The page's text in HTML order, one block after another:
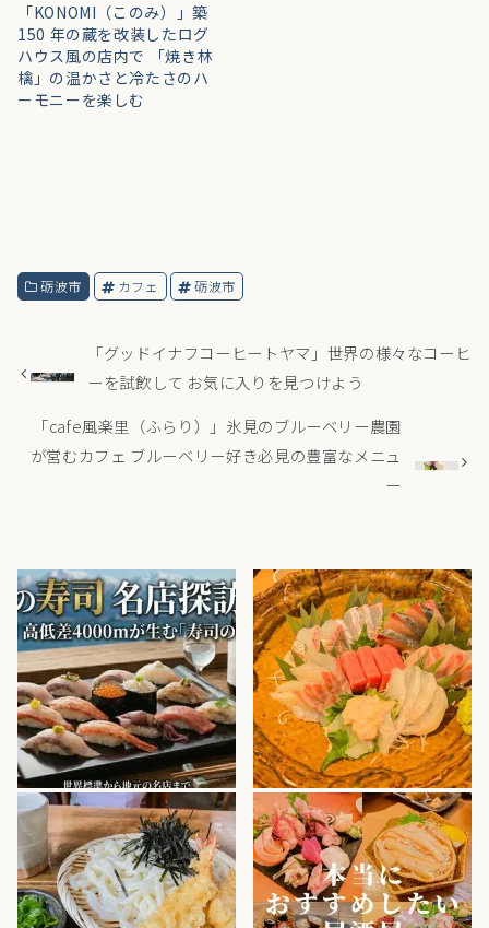
「KONOMI（このみ）」築
150 年の蔵を改装したログ
ハウス風の店内で 「焼き林
檎」の温かさと冷たさのハ
ーモニーを楽しむ
砺波市 カフェ 砺波市
「グッドイナフコーヒートヤマ」世界の様々なコーヒ
ーを試飲して お気に入りを見つけよう
「cafe風楽里（ふらり）」氷見のブルーベリー農園
が営むカフェ ブルーベリー好き必見の豊富なメニュ
ー